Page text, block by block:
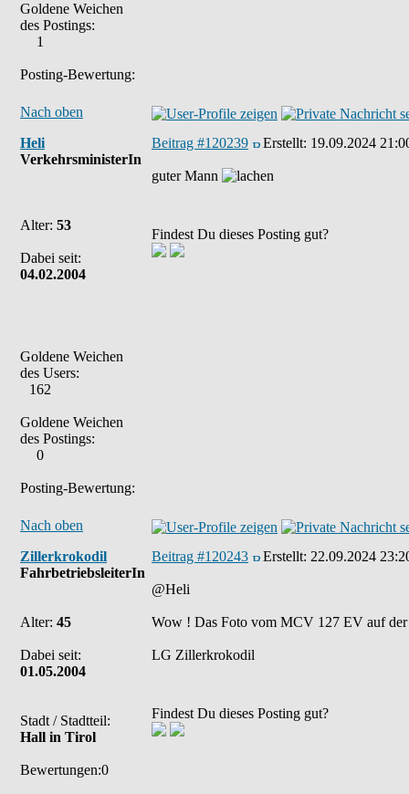
Goldene Weichen
des Postings:
1
Posting-Bewertung:
Nach oben
Heli
VerkehrsministerIn
Alter: 53
Dabei seit:
04.02.2004
Goldene Weichen
des Users:
162
Goldene Weichen
des Postings:
0
Posting-Bewertung:
Beitrag #120239 Erstellt: 19.09.2024
guter Mann
Findest Du dieses Posting gut?
Nach oben
Zillerkrokodil
FahrbetriebsleiterIn
Alter: 45
Dabei seit:
01.05.2004
Stadt / Stadtteil:
Hall in Tirol
Bewertungen:0
Beitrag #120243 Erstellt: 22.09.2024
@Heli
Wow ! Das Foto vom MCV 127 EV auf der
LG Zillerkrokodil
Findest Du dieses Posting gut?